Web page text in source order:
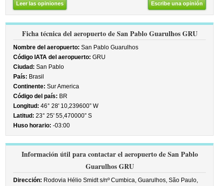
Leer las opiniones Escribe una opinión
Ficha técnica del aeropuerto de San Pablo Guarulhos GRU
Nombre del aeropuerto: San Pablo Guarulhos
Código IATA del aeropuerto: GRU
Ciudad: San Pablo
País: Brasil
Continente: Sur America
Código del país: BR
Longitud: 46° 28' 10,239600” W
Latitud: 23° 25' 55,470000” S
Huso horario: -03:00
Información útil para contactar el aeropuerto de San Pablo
Guarulhos GRU
Dirección: Rodovia Hélio Smidt s/nº Cumbica, Guarulhos, São Paulo,